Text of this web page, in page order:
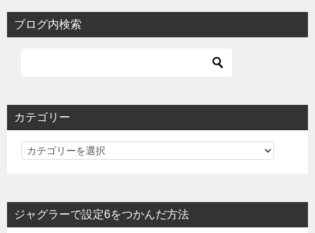
ブログ内検索
カテゴリー
カ
リ
ー
ジャグラーで設定6をつかんだ方法